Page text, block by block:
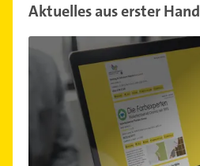
Aktuelles aus erster Hand